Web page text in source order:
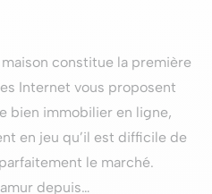
maison constitue la première
Internet vous proposent
bien immobilier en ligne,
en jeu qu’il est difficile de
le marché.
depuis…